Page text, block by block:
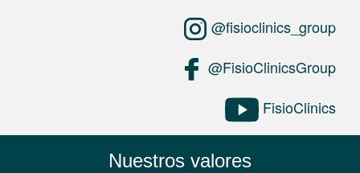
@fisioclinics_group
@FisioClinicsGroup
FisioClinics
Nuestros valores